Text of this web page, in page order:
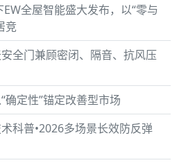
全屋智能盛大发布，以“零与
竞
全门兼顾密闭、隔音、抗风压
确定性”锚定改善型市场
科普•2026多场景长效防反弹